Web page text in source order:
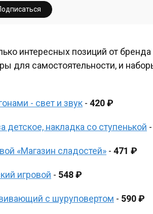
интересных позиций от бренда
для самостоятельности, и
- свет и звук - 420 ₽
детское, накладка со ступенькой -
«Магазин сладостей» - 471 ₽
игровой - 548 ₽
с шуруповертом - 590 ₽